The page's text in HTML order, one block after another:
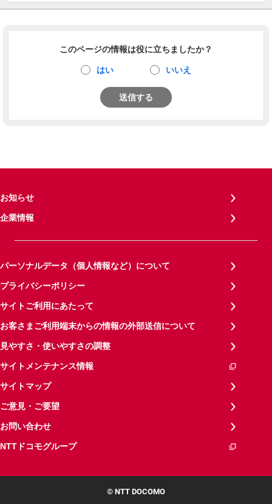
このページの情報は役に立ちましたか？
はい いいえ
送信する
お知らせ
企業情報
パーソナルデータ（個人情報など）について
プライバシーポリシー
サイトご利用にあたって
お客さまご利用端末からの情報の外部送信について
見やすさ・使いやすさの調整
サイトメンテナンス情報
サイトマップ
ご意見・ご要望
お問い合わせ
NTTドコモグループ
© NTT DOCOMO